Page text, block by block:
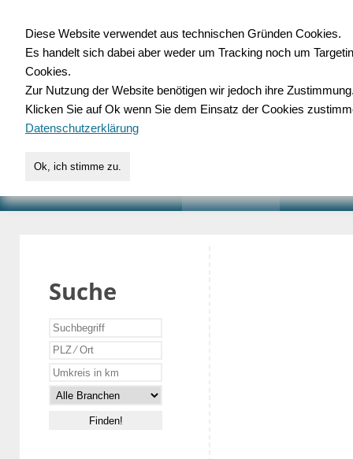
für Handwerk,
Suche
Diese Website verwendet aus technischen Gründen Cookies.
Es handelt sich dabei aber weder um Tracking noch um
Cookies.
Zur Nutzung der Website benötigen wir jedoch ihre
Klicken Sie auf Ok wenn Sie dem Einsatz der Cookies
Datenschutzerklärung
Ok, ich stimme zu.